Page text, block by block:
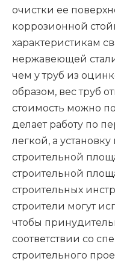
очистки ее
коррозионной
характеристикам
нержавеющей
чем у труб из
образом, вес труб
стоимость можно
делает работу по
легкой, а
строительной
строительной
строительных
строители могут
чтобы
соответствии со
строительного